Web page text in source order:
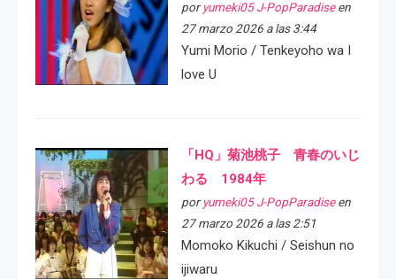
por yumeki05 J-PopParadiseen
27 marzo 2026 a las 3:44
Yumi Morio / Tenkeyoho wa I
love U
「HQ」菊池桃子 青春のいじ
わる 1984年
por yumeki05 J-PopParadiseen
27 marzo 2026 a las 2:51
Momoko Kikuchi / Seishun no
ijiwaru